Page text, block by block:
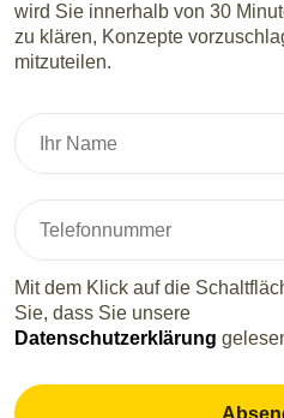
wird Sie innerhalb von 30
zu klären, Konzepte
mitzuteilen.
Mit dem Klick auf die
Sie, dass Sie unsere
Datenschutzerklärung